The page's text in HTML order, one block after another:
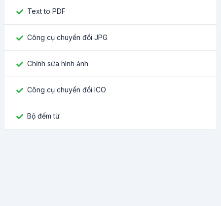
Text to PDF
Công cụ chuyển đổi JPG
Chỉnh sửa hình ảnh
Công cụ chuyển đổi ICO
Bộ đếm từ